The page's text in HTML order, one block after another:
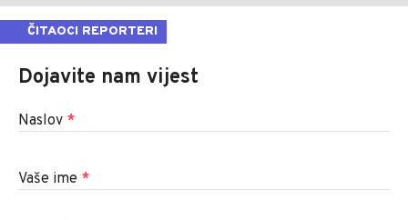
ČITAOCI REPORTERI
Dojavite nam vijest
Naslov *
Vaše ime *